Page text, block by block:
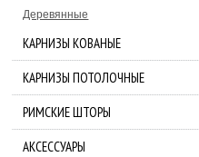
Деревянные
КАРНИЗЫ КОВАНЫЕ
КАРНИЗЫ ПОТОЛОЧНЫЕ
РИМСКИЕ ШТОРЫ
АКСЕССУАРЫ